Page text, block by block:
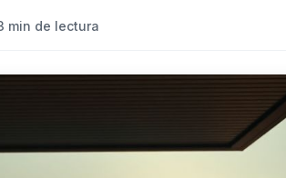
min de lectura